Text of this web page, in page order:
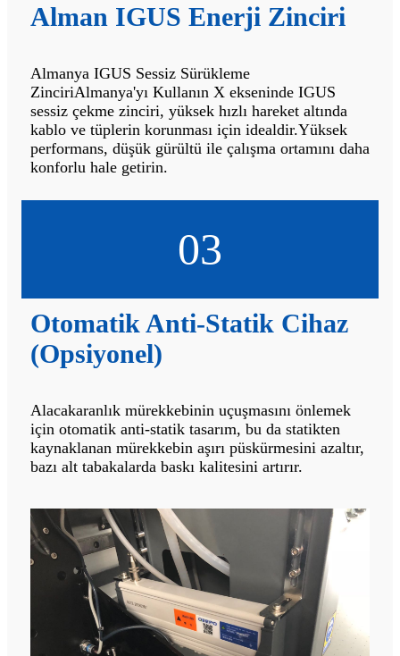
Alman IGUS Enerji Zinciri
Almanya IGUS Sessiz Sürükleme
ZinciriAlmanya'yı Kullanın X ekseninde IGUS
sessiz çekme zinciri, yüksek hızlı hareket altında
kablo ve tüplerin korunması için idealdir.Yüksek
performans, düşük gürültü ile çalışma ortamını daha
konforlu hale getirin.
03
Otomatik Anti-Statik Cihaz
(Opsiyonel)
Alacakaranlık mürekkebinin uçuşmasını önlemek
için otomatik anti-statik tasarım, bu da statikten
kaynaklanan mürekkebin aşırı püskürmesini azaltır,
bazı alt tabakalarda baskı kalitesini artırır.